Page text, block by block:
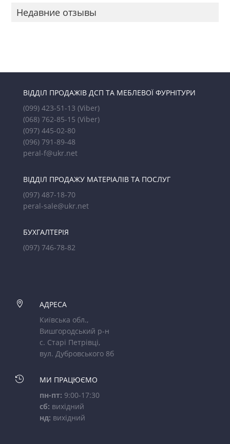
Недавние отзывы
ВІДДІЛ ПРОДАЖІВ ДСП ТА МЕБЛЕВОЇ ФУРНІТУРИ
(099) 423-51-13 (Viber)
(068) 762-85-15 (Viber)
(097) 445-02-80
(096) 791-89-48
peral-f@ukr.net
ВІДДІЛ ПРОДАЖУ МАТЕРІАЛІВ ТА ПОСЛУГ
(097) 487-18-70
peral-sale@ukr.net
БУХГАЛТЕРІЯ
(097) 746-78-82

АДРЕСА
Київська обл.,
Вишгородський р-н
с. Старі Петрівці,
вул. Дубровського 8б

МИ ПРАЦЮЄМО
пн-пт: 9:00-17:30
сб: вихідний
нд: вихідний